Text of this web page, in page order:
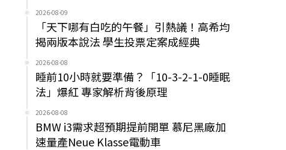
2026-08-09
「天下哪有白吃的午餐」引熱議！高希均
揭兩版本說法 學生投票定案成經典
2026-08-08
睡前10小時就要準備？「10-3-2-1-0睡眠
法」爆紅 專家解析背後原理
2026-08-08
BMW i3需求超預期提前開單 慕尼黑廠加
速量產Neue Klasse電動車